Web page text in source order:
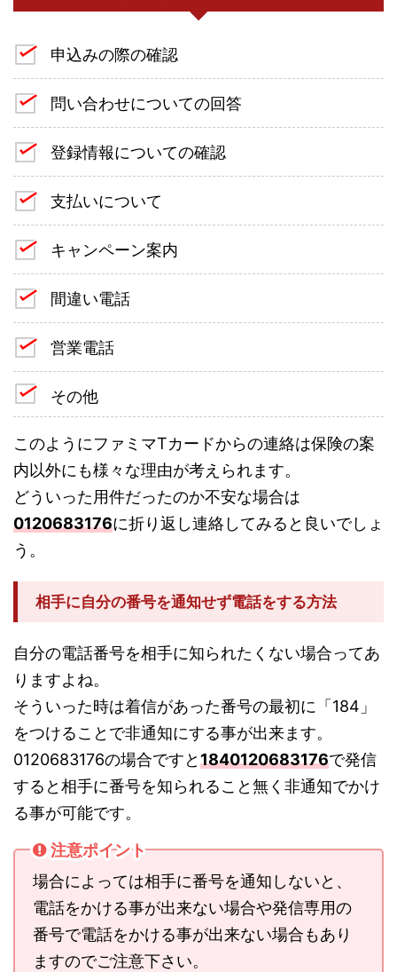
申込みの際の確認
問い合わせについての回答
登録情報についての確認
支払いについて
キャンペーン案内
間違い電話
営業電話
その他
このようにファミマTカードからの連絡は保険の案
内以外にも様々な理由が考えられます。
どういった用件だったのか不安な場合は
0120683176に折り返し連絡してみると良いでしょ
う。
相手に自分の番号を通知せず電話をする方法
自分の電話番号を相手に知られたくない場合ってあ
りますよね。
そういった時は着信があった番号の最初に「184」
をつけることで非通知にする事が出来ます。
0120683176の場合ですと1840120683176で発信
すると相手に番号を知られること無く非通知でかけ
る事が可能です。
注意ポイント
場合によっては相手に番号を通知しないと、
電話をかける事が出来ない場合や発信専用の
番号で電話をかける事が出来ない場合もあり
ますのでご注意下さい。